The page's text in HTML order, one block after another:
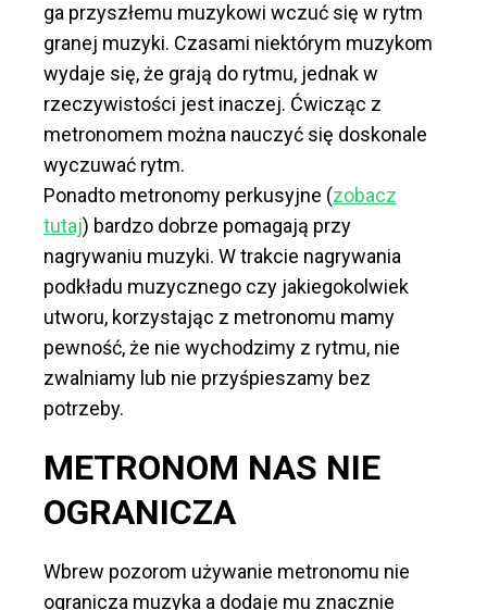
ga przyszłemu muzykowi wczuć się w rytm
granej muzyki. Czasami niektórym muzykom
wydaje się, że grają do rytmu, jednak w
rzeczywistości jest inaczej. Ćwicząc z
metronomem można nauczyć się doskonale
wyczuwać rytm.
Ponadto metronomy perkusyjne (zobacz
tutaj) bardzo dobrze pomagają przy
nagrywaniu muzyki. W trakcie nagrywania
podkładu muzycznego czy jakiegokolwiek
utworu, korzystając z metronomu mamy
pewność, że nie wychodzimy z rytmu, nie
zwalniamy lub nie przyśpieszamy bez
potrzeby.
METRONOM NAS NIE
OGRANICZA
Wbrew pozorom używanie metronomu nie
ogranicza muzyka a dodaje mu znacznie